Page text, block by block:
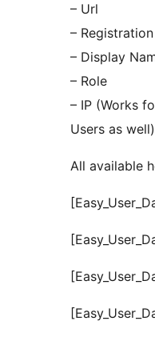
– Url
–
– Display
– Role
– IP (Works
Users as well)
All available